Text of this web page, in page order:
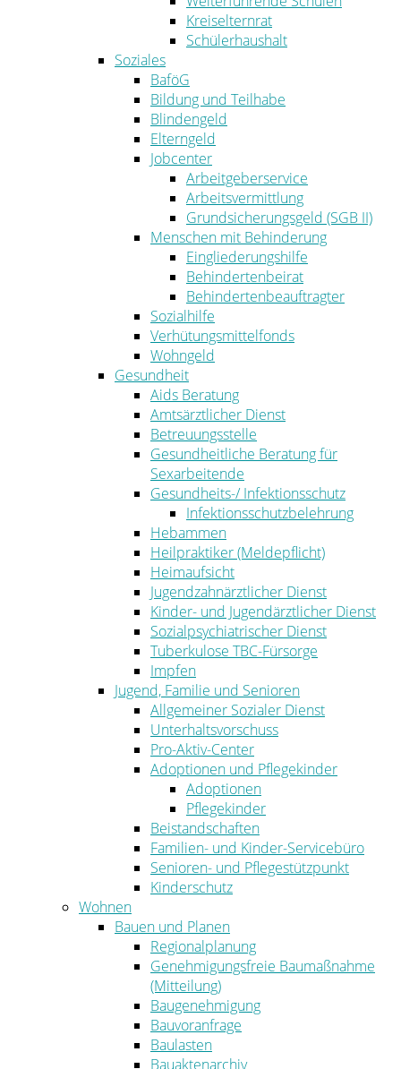
Kreiselternrat
Schülerhaushalt
Soziales
BaföG
Bildung und Teilhabe
Blindengeld
Elterngeld
Jobcenter
Arbeitgeberservice
Arbeitsvermittlung
Grundsicherungsgeld (SGB II)
Menschen mit Behinderung
Eingliederungshilfe
Behindertenbeirat
Behindertenbeauftragter
Sozialhilfe
Verhütungsmittelfonds
Wohngeld
Gesundheit
Aids Beratung
Amtsärztlicher Dienst
Betreuungsstelle
Gesundheitliche Beratung für
Sexarbeitende
Gesundheits-/ Infektionsschutz
Infektionsschutzbelehrung
Hebammen
Heilpraktiker (Meldepflicht)
Heimaufsicht
Jugendzahnärztlicher Dienst
Kinder- und Jugendärztlicher Dienst
Sozialpsychiatrischer Dienst
Tuberkulose TBC-Fürsorge
Impfen
Jugend, Familie und Senioren
Allgemeiner Sozialer Dienst
Unterhaltsvorschuss
Pro-Aktiv-Center
Adoptionen und Pflegekinder
Adoptionen
Pflegekinder
Beistandschaften
Familien- und Kinder-Servicebüro
Senioren- und Pflegestützpunkt
Kinderschutz
Wohnen
Bauen und Planen
Regionalplanung
Genehmigungsfreie Baumaßnahme
(Mitteilung)
Baugenehmigung
Bauvoranfrage
Baulasten
Bauaktenarchiv